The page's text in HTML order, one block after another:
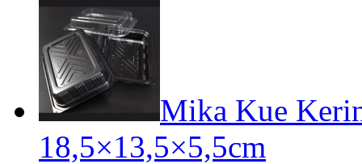
Mika Kue
18,5×13,5×5,5cm